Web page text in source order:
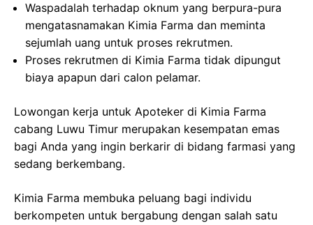
Waspadalah terhadap oknum yang berpura-pura
mengatasnamakan Kimia Farma dan meminta
sejumlah uang untuk proses rekrutmen.
Proses rekrutmen di Kimia Farma tidak dipungut
biaya apapun dari calon pelamar.
Lowongan kerja untuk Apoteker di Kimia Farma
cabang Luwu Timur merupakan kesempatan emas
bagi Anda yang ingin berkarir di bidang farmasi yang
sedang berkembang.
Kimia Farma membuka peluang bagi individu
berkompeten untuk bergabung dengan salah satu